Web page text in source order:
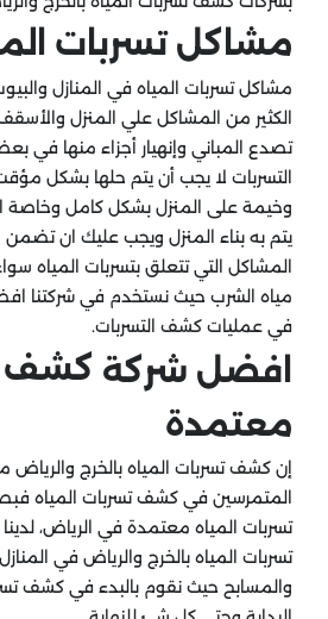
مشاكل تسربات
مشاكل تسربات المياه في المنازل
الكثير من المشاكل علي المنزل
تصدع المباني وإنهيار أجزاء منها في
التسربات لا يجب أن يتم حلها بشكل
وخيمة على المنزل بشكل كامل وخاصة
يتم به بناء المنزل ويجب عليك ان
المشاكل التي تتعلق بتسربات المياه
مياه الشرب حيث نستخدم في شركتنا
في عمليات كشف التسربات.
افضل شركة كشف
معتمدة
إن كشف تسربات المياه بالخرج والرياض
المتمرسين في كشف تسربات المياه
تسربات المياه معتمدة في الرياض،
تسربات المياه بالخرج والرياض في
والمسابح حيث نقوم بالبدء في كشف